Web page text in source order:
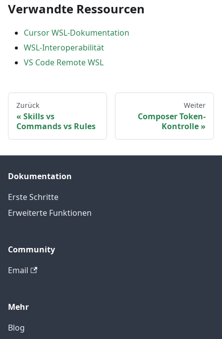
Verwandte Ressourcen
Cursor WSL-Dokumentation
WSL-Interoperabilität
VS Code Remote WSL
Zurück
Skills vs
Commands vs Rules
Weiter
Composer Token-
Kontrolle
Dokumentation
Erste Schritte
Erweiterte Funktionen
Community
Email
Mehr
Blog